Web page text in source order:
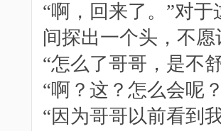
“啊，回来了。”对
间探出一个头，不
“怎么了哥哥，是不
“啊？这？怎么会呢
“因为哥哥以前看到